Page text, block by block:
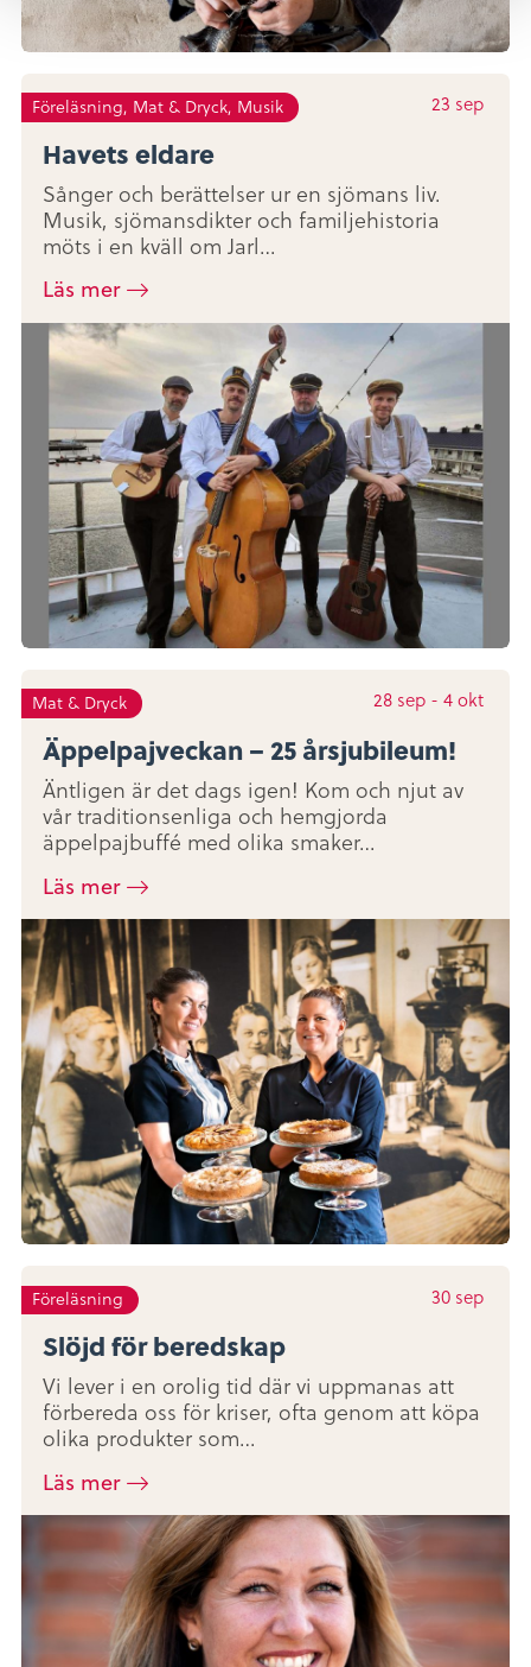
Föreläsning, Mat & Dryck, Musik 23 sep
Havets eldare
Sånger och berättelser ur en sjömans liv.
Musik, sjömansdikter och familjehistoria
möts i en kväll om Jarl…
Läs mer
Mat & Dryck 28 sep -4 okt
Äppelpajveckan – 25 årsjubileum!
Äntligen är det dags igen! Kom och njut av
vår traditionsenliga och hemgjorda
äppelpajbuffé med olika smaker…
Läs mer
Föreläsning 30 sep
Slöjd för beredskap
Vi lever i en orolig tid där vi uppmanas att
förbereda oss för kriser, ofta genom att köpa
olika produkter som…
Läs mer